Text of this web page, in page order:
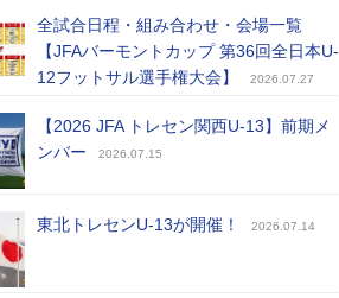
全試合日程・組み合わせ・会場一覧
【JFAバーモントカップ 第36回全日本U-
12フットサル選手権大会】
2026.07.27
【2026 JFA トレセン関西U-13】前期メ
ンバー
2026.07.15
東北トレセンU-13が開催！ 2026.07.14